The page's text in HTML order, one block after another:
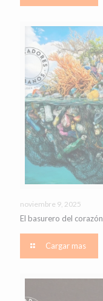
noviembre 9, 2025
El basurero del corazón
Cargar mas